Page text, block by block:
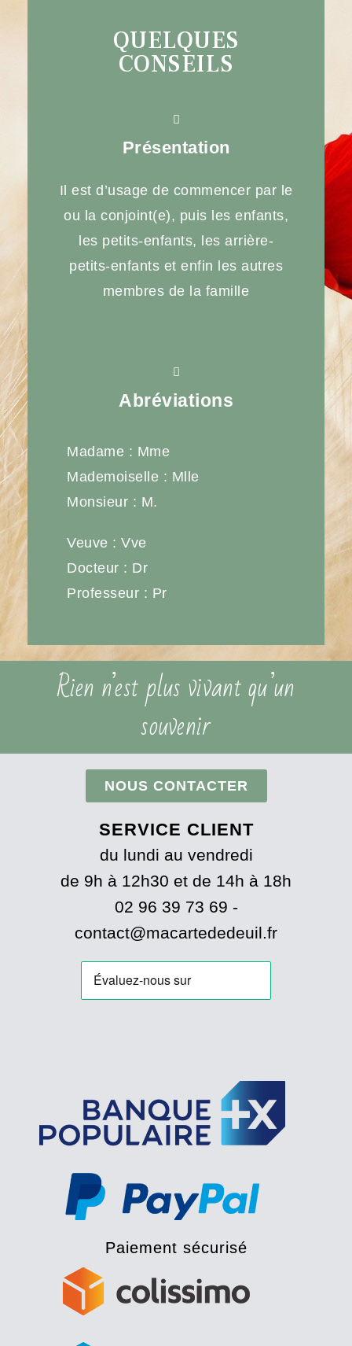
QUELQUES
CONSEILS
Présentation
Il est d’usage de commencer par le
ou la conjoint(e), puis les enfants,
les petits-enfants, les arrière-
petits-enfants et enfin les autres
membres de la famille
Abréviations
Madame : Mme
Mademoiselle : Mlle
Monsieur : M.
Veuve : Vve
Docteur : Dr
Professeur : Pr
Rien n’est plus vivant qu’un
souvenir
NOUS CONTACTER
SERVICE CLIENT
du lundi au vendredi
de 9h à 12h30 et de 14h à 18h
02 96 39 73 69 -
contact@macartededeuil.fr
Paiement sécurisé